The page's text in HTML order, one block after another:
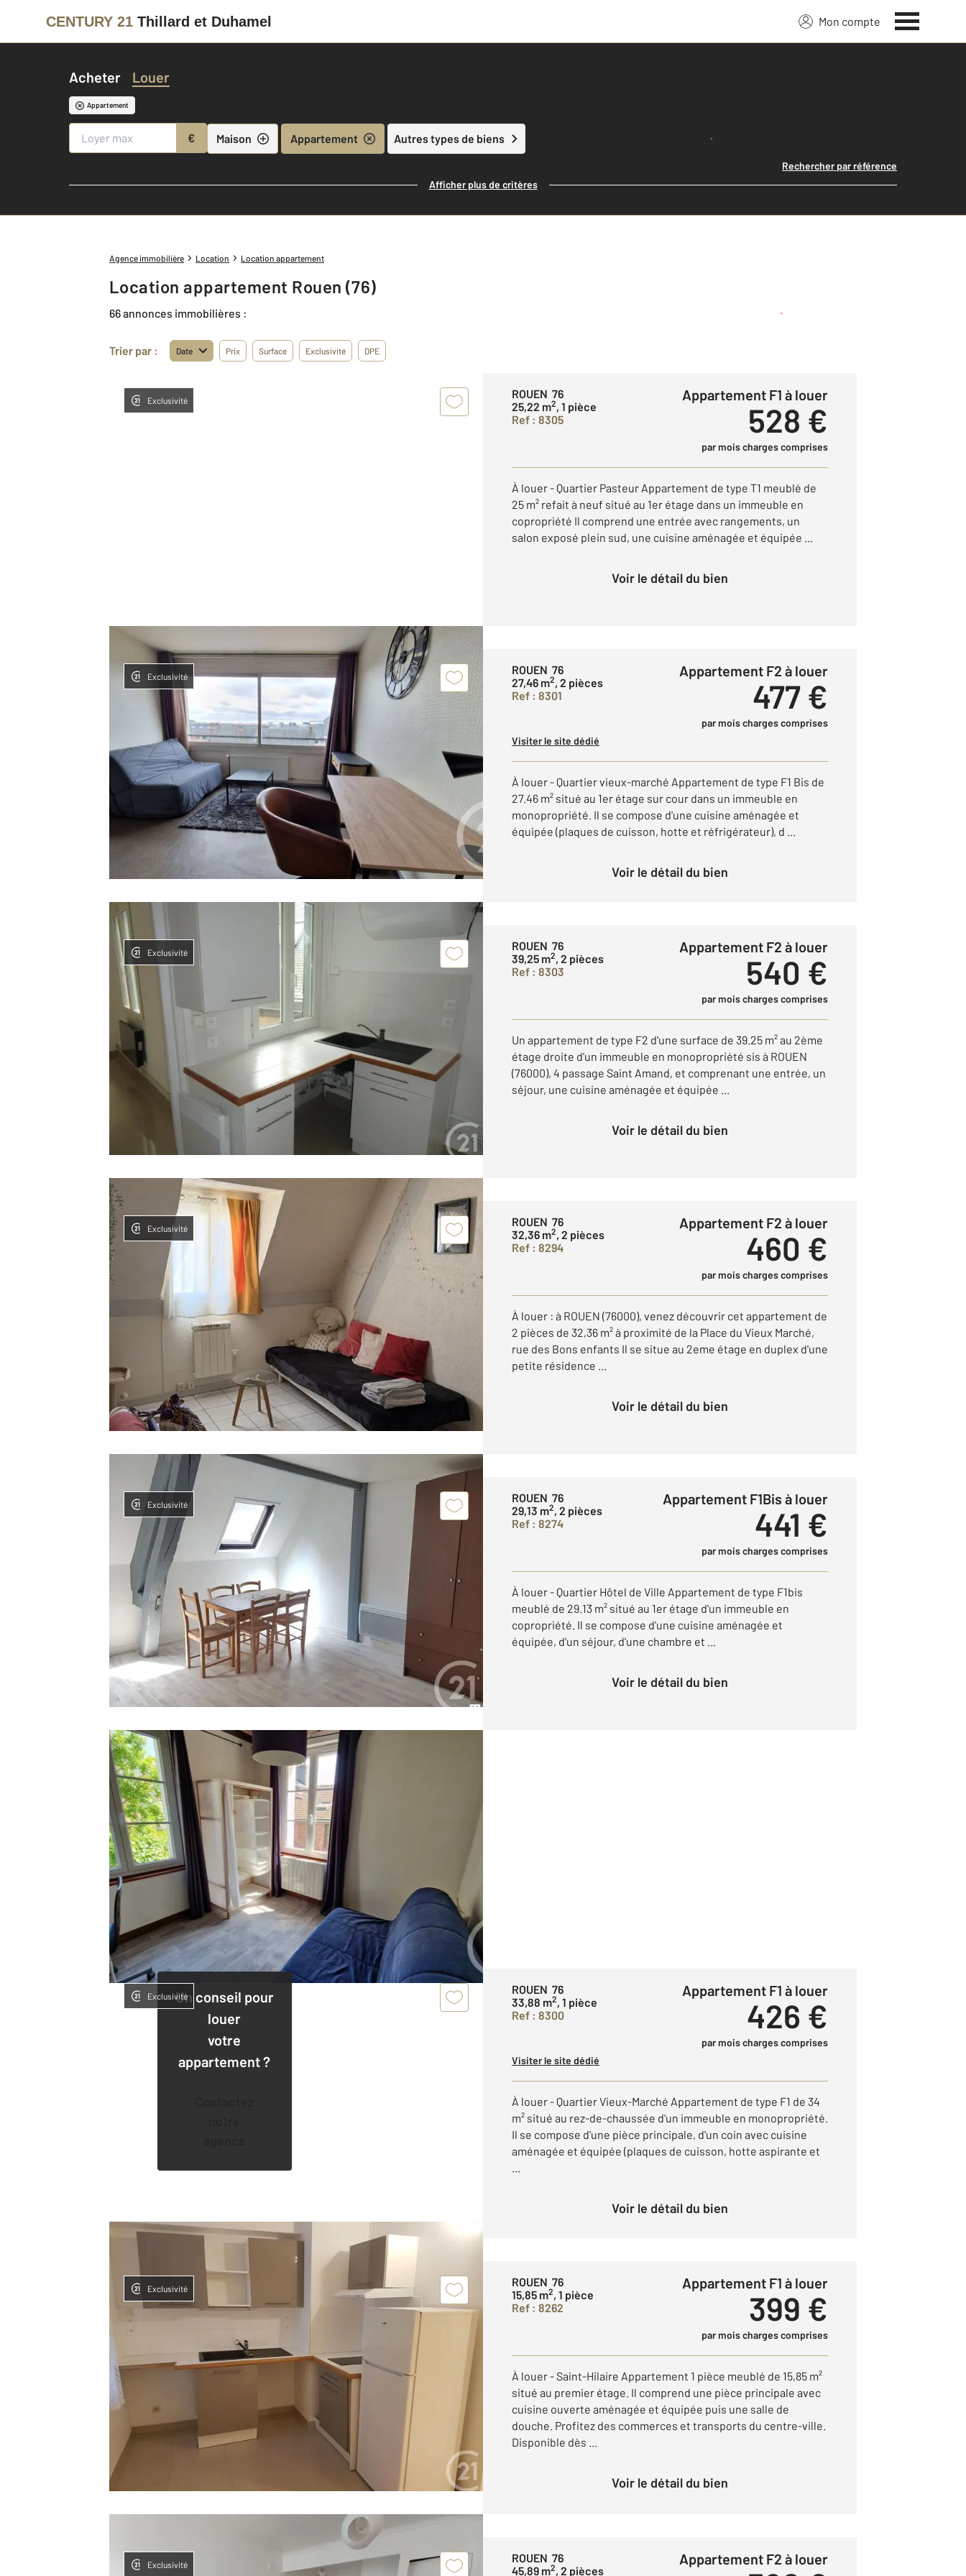
CENTURY 21 Thillard et Duhamel Mon compte
Acheter Louer
Appartement
€ Maison Appartement Autres types de biens Lancer ma recherche
Rechercher par référence
Afficher plus de critères
Agence immobilière Location Location appartement
Location appartement Rouen (76)
66 annonces immobilières : Créer une alerte
Trier par : Date Prix Surface Exclusivité DPE
Exclusivité
ROUEN 76
25,22 m2, 1 pièce
Ref : 8305
Appartement F1 à louer
528 €
par mois charges comprises
À louer - Quartier Pasteur Appartement de type T1 meublé de
25 m² refait à neuf situé au 1er étage dans un immeuble en
copropriété Il comprend une entrée avec rangements, un
salon exposé plein sud, une cuisine aménagée et équipée ...
Voir le détail du bien
Exclusivité
ROUEN 76
27,46 m2, 2 pièces
Ref : 8301
Appartement F2 à louer
477 €
par mois charges comprises
Visiter le site dédié
À louer - Quartier vieux-marché Appartement de type F1 Bis de
27.46 m² situé au 1er étage sur cour dans un immeuble en
monopropriété. Il se compose d'une cuisine aménagée et
équipée (plaques de cuisson, hotte et réfrigérateur), d ...
Voir le détail du bien
Exclusivité
ROUEN 76
39,25 m2, 2 pièces
Ref : 8303
Appartement F2 à louer
540 €
par mois charges comprises
Un appartement de type F2 d'une surface de 39.25 m² au 2ème
étage droite d'un immeuble en monopropriété sis à ROUEN
(76000), 4 passage Saint Amand, et comprenant une entrée, un
séjour, une cuisine aménagée et équipée ...
Voir le détail du bien
Exclusivité
ROUEN 76
32,36 m2, 2 pièces
Ref : 8294
Appartement F2 à louer
460 €
par mois charges comprises
À louer : à ROUEN (76000), venez découvrir cet appartement de
2 pièces de 32,36 m² à proximité de la Place du Vieux Marché,
rue des Bons enfants Il se situe au 2eme étage en duplex d'une
petite résidence ...
Voir le détail du bien
Exclusivité
ROUEN 76
29,13 m2, 2 pièces
Ref : 8274
Appartement F1Bis à louer
441 €
par mois charges comprises
À louer - Quartier Hôtel de Ville Appartement de type F1bis
meublé de 29.13 m² situé au 1er étage d'un immeuble en
copropriété. Il se compose d'une cuisine aménagée et
équipée, d'un séjour, d'une chambre et ...
Voir le détail du bien
Un conseil pour
louer
votre
appartement ?
notre
Exclusivité
ROUEN 76
33,88 m2, 1 pièce
Ref : 8300
Appartement F1 à louer
426 €
par mois charges comprises
Visiter le site dédié
À louer - Quartier Vieux-Marché Appartement de type F1 de 34
m² situé au rez-de-chaussée d'un immeuble en monopropriété.
Il se compose d'une pièce principale, d'un coin avec cuisine
aménagée et équipée (plaques de cuisson, hotte aspirante et
...
Voir le détail du bien
Exclusivité
ROUEN 76
15,85 m2, 1 pièce
Ref : 8262
Appartement F1 à louer
399 €
par mois charges comprises
À louer - Saint-Hilaire Appartement 1 pièce meublé de 15,85 m²
situé au premier étage. Il comprend une pièce principale avec
cuisine ouverte aménagée et équipée puis une salle de
douche. Profitez des commerces et transports du centre-ville.
Disponible dès ...
Voir le détail du bien
Exclusivité
ROUEN 76
45,89 m2, 2 pièces
Appartement F2 à louer